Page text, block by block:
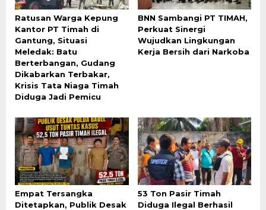
Ratusan Warga Kepung
Kantor PT Timah di
Gantung, Situasi
Meledak: Batu
Berterbangan, Gudang
Dikabarkan Terbakar,
Krisis Tata Niaga Timah
Diduga Jadi Pemicu
BNN Sambangi PT TIMAH,
Perkuat Sinergi
Wujudkan Lingkungan
Kerja Bersih dari Narkoba
Empat Tersangka
Ditetapkan, Publik Desak
53 Ton Pasir Timah
Diduga Ilegal Berhasil